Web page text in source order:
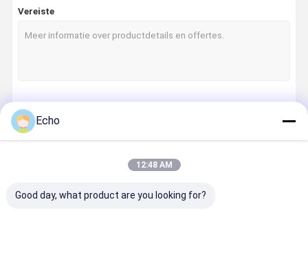
Vereiste
Echo
12:48 AM
Good day, what product are you looking for?